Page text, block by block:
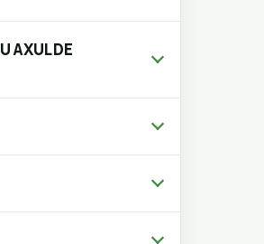
AXUL DE